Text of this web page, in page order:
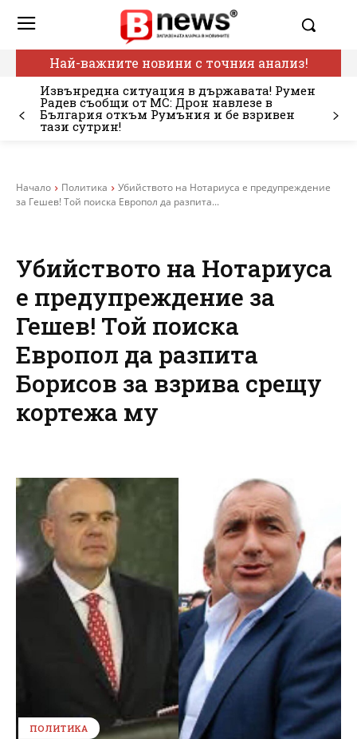
Най-важните новини с точния анализ!
Извънредна ситуация в държавата! Румен
Радев съобщи от МС: Дрон навлезе в
България откъм Румъния и бе взривен
тази сутрин!
Начало Политика
Убийството на Нотариуса е предупреждение
за Гешев! Той поиска Европол да разпита...
Убийството на Нотариуса
е предупреждение за
Гешев! Той поиска
Европол да разпита
Борисов за взрива срещу
кортежа му
ПОЛИТИКА